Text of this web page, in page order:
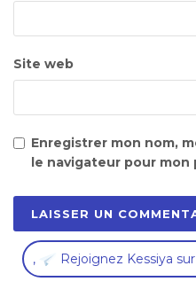
Site web
Enregistrer mon nom,
le navigateur pour
, Rejoignez Kessiya